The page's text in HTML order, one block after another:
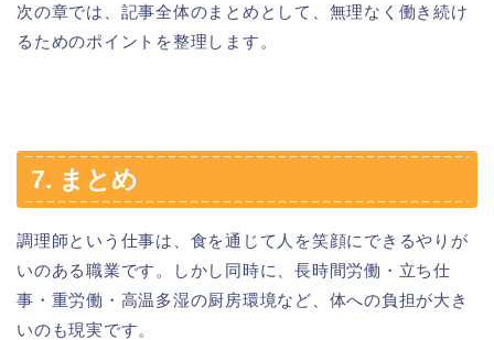
次の章では、記事全体のまとめとして、無理なく働き続け
るためのポイントを整理します。
7. まとめ
調理師という仕事は、食を通じて人を笑顔にできるやりが
いのある職業です。しかし同時に、長時間労働・立ち仕
事・重労働・高温多湿の厨房環境など、体への負担が大き
いのも現実です。